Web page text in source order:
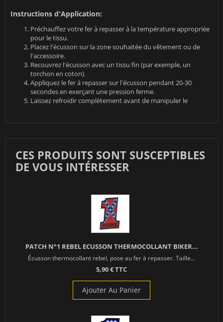
Instructions d'Application:
Préchauffez votre fer à repasser à la température appropriée
pour le tissu.
Placez l'écusson sur la zone souhaitée du vêtement ou de
l'accessoire.
Recouvrez l'écusson avec un tissu fin (par exemple, un
torchon en coton).
Appliquez le fer à repasser sur l'écusson pendant 20-30
secondes en exerçant une pression ferme.
Laissez refroidir complètement avant de manipuler le
CES PRODUITS SONT SUSCEPTIBLES
DE VOUS INTÉRESSER
PATCH N°1 REBEL ECUSSON THERMOCOLLANT BIKER...
Écusson thermocollant rebel, pose au fer à repasser. Taille...
5,90 € TTC
Ajouter Au Panier